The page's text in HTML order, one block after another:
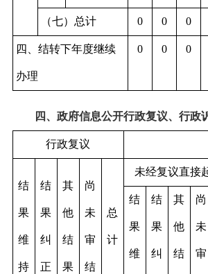
（七）总计 0 0 0
四、结转下年度继续
办理
0 0 0
四、政府信息公开行政复议、行政
行政复议
结
果
维
持
结
果
纠
正
其
他
结
果
尚
未
审
结
总
计
未经复议直接
结
果
维
结
果
纠
其
他
结
尚
未
审